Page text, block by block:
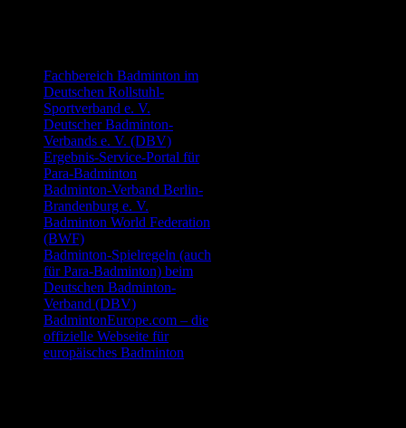
Fachbereich Badminton im
Deutschen Rollstuhl-
Sportverband e. V.
Deutscher Badminton-
Verbands e. V. (DBV)
Ergebnis-Service-Portal für
Para-Badminton
Badminton-Verband Berlin-
Brandenburg e. V.
Badminton World Federation
(BWF)
Badminton-Spielregeln (auch
für Para-Badminton) beim
Deutschen Badminton-
Verband (DBV)
BadmintonEurope.com – die
offizielle Webseite für
europäisches Badminton